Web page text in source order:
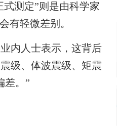
测定”则是由科学家
有轻微差别。
内人士表示，这背后
级、体波震级、矩震
差。”